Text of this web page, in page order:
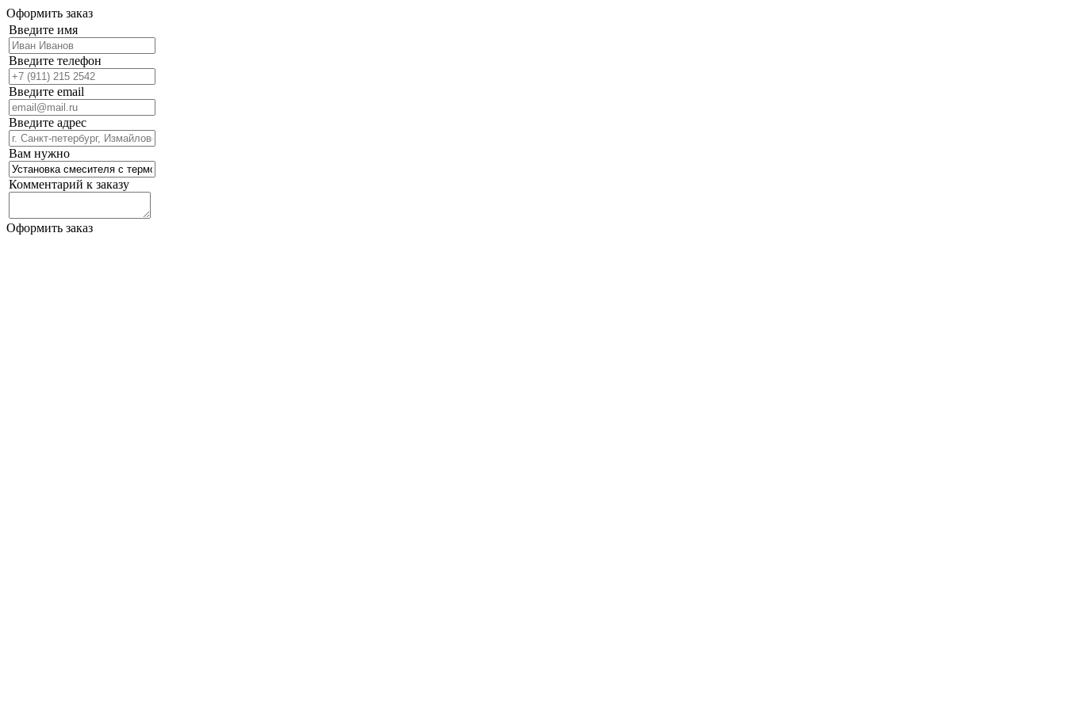
Оформить заказ
Введите имя
Введите телефон
Введите email
Введите адрес
Вам нужно
Комментарий к заказу
Оформить заказ